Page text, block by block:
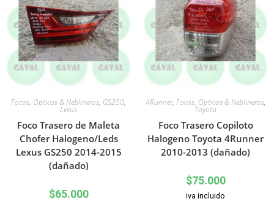
Focos, Opticos & Neblineros, GS250,
Lexus
Foco Trasero de Maleta
Chofer Halogeno/Leds
Lexus GS250 2014-2015
(dañado)
$65.000
4Runner, Focos, Opticos & Neblineros,
Toyota
Foco Trasero Copiloto
Halogeno Toyota 4Runner
2010-2013 (dañado)
$75.000
iva incluido